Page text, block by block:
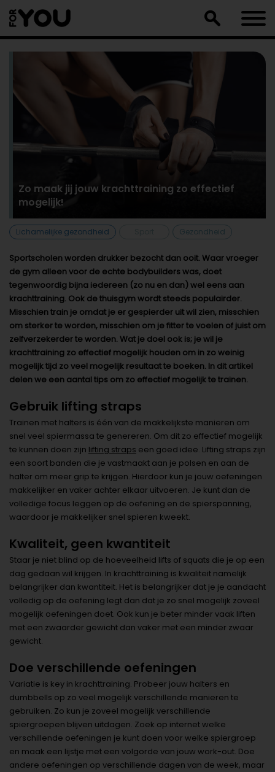
naar
artikel
Zo maak jij jouw krachttraining zo effectief
mogelijk!
Lichamelijke gezondheid Gezondheid
Sportscholen worden drukker bezocht dan ooit. Waar vroeger
de gym alleen voor de echte bodybuilders was, doet
tegenwoordig bijna iedereen (zo nu en dan) wel eens aan
krachttraining. Ook de thuisgym wordt steeds populairder.
Misschien train je omdat je er gespierder uit wil zien, misschien
om sterker te worden, misschien om je fitter te voelen of juist om
zelfverzekerder te worden. Wat je doel ook is; je wil je
krachttraining zo effectief mogelijk houden om in zo weinig
mogelijk tijd zo veel mogelijk resultaat te boeken. In dit artikel
delen we een aantal tips om zo effectief mogelijk te trainen.
Gebruik lifting straps
Trainen met halters is één van de makkelijkste manieren om
snel veel spiermassa te genereren. Om dit zo effectief mogelijk
te kunnen doen zijn lifting straps een goed idee. Lifting straps zijn
een soort banden die je vastmaakt aan je polsen en aan de
halter om meer grip te krijgen. Hierdoor kun je jouw oefeningen
makkelijker en vaker achter elkaar uitvoeren. Je kunt dan de
volledige focus leggen op de oefening en de spierspanning,
waardoor je makkelijker snel spieren kweekt.
Kwaliteit, geen kwantiteit
Staar je niet blind op de hoeveelheid lifts of squats die je op een
dag gedaan wil krijgen. In krachttraining is kwaliteit namelijk
belangrijker dan kwantiteit. Het is belangrijker dat je je aandacht
volledig op de oefening legt dan dat je zo snel mogelijk zoveel
mogelijk oefeningen doet. Ook kun je beter minder vaak liften
met een zwaarder gewicht dan vaker met een minder zwaar
gewicht.
Doe verschillende oefeningen
Variatie is key in krachttraining. Probeer jouw halters en
dumbbells op zo veel mogelijk verschillende manieren te
gebruiken. Zo kun je zoveel mogelijk verschillende
spiergroepen blijven uitdagen. Zoek op internet welke
verschillende oefeningen je kunt doen voor welke spiergroep
en maak een lijstje met een volgorde van jouw work-out. Doe
andere oefeningen op verschillende dagen van de week, maar